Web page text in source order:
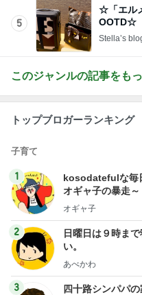
5
☆「エル
OOTD☆
このジャンルの記事をも
トップブロガーランキング
子育て
1
kosodatefulな毎
オギャ子の暴走～
オギャ子
2
日曜日は９時まで
い。
あべかわ
3
四十路シンパパ